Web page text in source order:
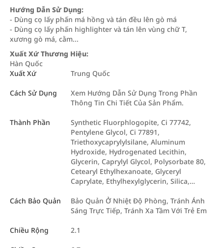
Hướng Dẫn Sử Dụng:
- Dùng cọ lấy phấn má hồng và tán đều lên gò má
- Dùng cọ lấy phấn highlighter và tán lên vùng chữ T,
xương gò má, cằm...
Xuất Xứ Thương Hiệu:
Hàn Quốc
Xuất Xứ
Trung Quốc
Cách Sử Dụng
Xem Hướng Dẫn Sử Dụng Trong Phần
Thông Tin Chi Tiết Của Sản Phẩm.
Thành Phần
Synthetic Fluorphlogopite, Ci 77742,
Pentylene Glycol, Ci 77891,
Triethoxycaprylylsilane, Aluminum
Hydroxide, Hydrogenated Lecithin,
Glycerin, Caprylyl Glycol, Polysorbate 80,
Cetearyl Ethylhexanoate, Glyceryl
Caprylate, Ethylhexylglycerin, Silica,…
Cách Bảo Quản
Bảo Quản Ở Nhiệt Độ Phòng, Tránh Ánh
Sáng Trực Tiếp, Tránh Xa Tầm Với Trẻ Em
Chiều Rộng 2.1